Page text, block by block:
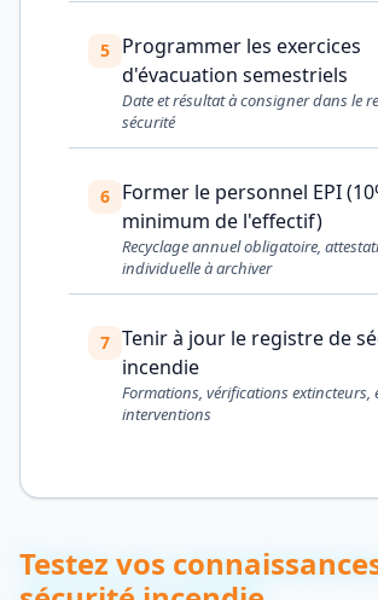
5 Programmer les exercices
d'évacuation semestriels
Date et résultat à consigner dans le
sécurité
6 Former le personnel EPI
minimum de l'effectif)
Recyclage annuel obligatoire,
individuelle à archiver
7 Tenir à jour le registre de
incendie
Formations, vérifications extincteurs,
interventions
Testez vos